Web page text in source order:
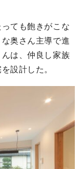
ても飽きがこな
奥さん主導で進
は、仲良し家族
設計した。